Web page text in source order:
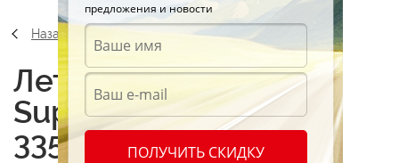
Назад
Летние шины Federal
Super Steel SS595
335/30 R20 95R
предложения и новости
ПОЛУЧИТЬ СКИДКУ